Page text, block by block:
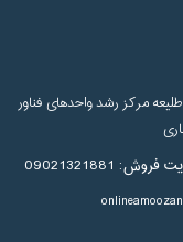
مرکز رشد واحدهای فناور
فروش: 09021321881